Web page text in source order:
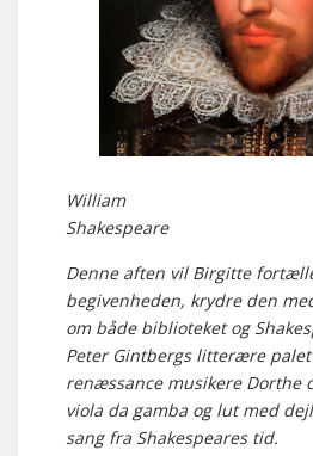
William
Denne aften vil Birgitte
begivenheden, krydre den
om både biblioteket og
Peter Gintbergs litterære
renæssance musikere Dorthe
viola da gamba og lut med
sang fra Shakespeares tid.